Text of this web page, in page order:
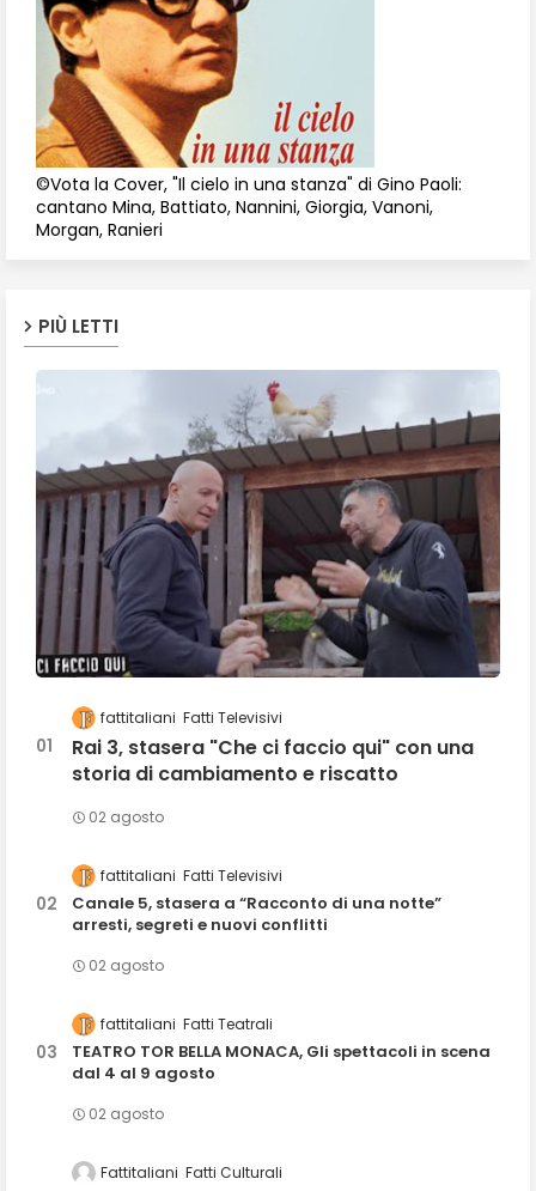
©Vota la Cover, "Il cielo in una stanza" di Gino Paoli:
cantano Mina, Battiato, Nannini, Giorgia, Vanoni,
Morgan, Ranieri
PIÙ LETTI
fattitaliani Fatti Televisivi
Rai 3, stasera "Che ci faccio qui" con una
storia di cambiamento e riscatto
02 agosto
fattitaliani Fatti Televisivi
Canale 5, stasera a “Racconto di una notte”
arresti, segreti e nuovi conflitti
02 agosto
fattitaliani Fatti Teatrali
TEATRO TOR BELLA MONACA, Gli spettacoli in scena
dal 4 al 9 agosto
02 agosto
Fattitaliani Fatti Culturali